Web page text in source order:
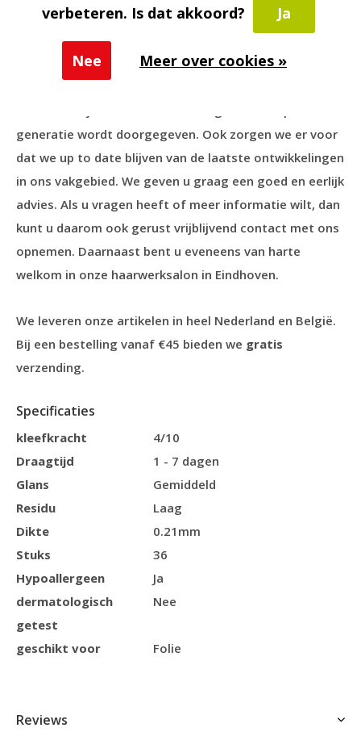
Deskundig en eerlijk advies voor
Peels Haarmode is al sinds 1921 actief op het gebied
generatie wordt doorgegeven. Ook zorgen we er voor
dat we up to date blijven van de laatste ontwikkelingen
in ons vakgebied. We geven u graag een goed en eerlijk
advies. Als u vragen heeft of meer informatie wilt, dan
kunt u daarom ook gerust vrijblijvend contact met ons
opnemen. Daarnaast bent u eveneens van harte
welkom in onze haarwerksalon in Eindhoven.
We leveren onze artikelen in heel Nederland en België.
Bij een bestelling vanaf €45 bieden we gratis
verzending.
Specificaties
kleefkracht
4/10
Draagtijd
1 - 7 dagen
Glans
Gemiddeld
Residu
Laag
Dikte
0.21mm
Stuks
36
Hypoallergeen
Ja
dermatologisch
getest
Nee
geschikt voor Folie
Reviews
verbeteren. Is dat akkoord? Ja
Nee Meer over cookies »